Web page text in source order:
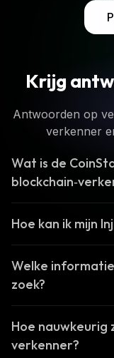
Krijg
Antwoorden op
verkenner
Wat is de
Hoe kan ik mijn
Welke
zoek?
Hoe nauwkeurig
verkenner?